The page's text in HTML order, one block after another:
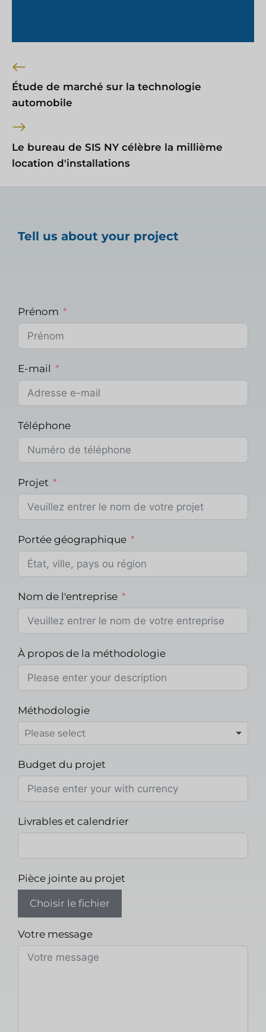
Étude de marché sur la technologie
automobile
Le bureau de SIS NY célèbre la millième
location d'installations
Tell us about your project
Prénom
E-mail
Téléphone
Projet
Portée géographique
Nom de l'entreprise
À propos de la méthodologie
Méthodologie
Budget du projet
Livrables et calendrier
Pièce jointe au projet
Choisir le fichier
Votre message